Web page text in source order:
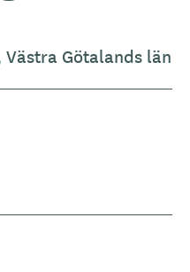
Götalands län